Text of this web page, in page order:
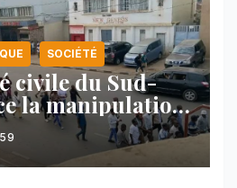
SOCIÉTÉ
civile du Sud-
la manipulation
par